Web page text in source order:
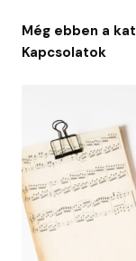
Még ebben a
Kapcsolatok